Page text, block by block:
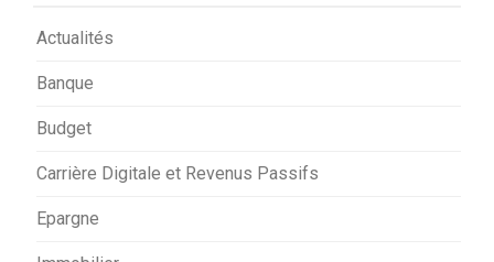
Actualités
Banque
Budget
Carrière Digitale et Revenus Passifs
Epargne